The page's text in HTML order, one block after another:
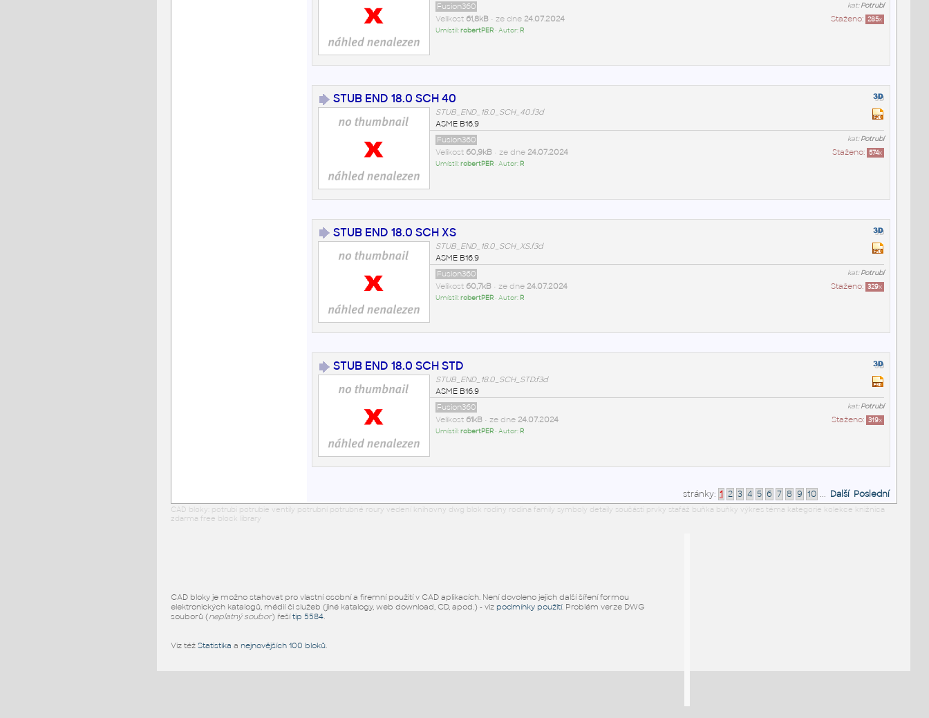
kat:Potrubí
Fusion360
Staženo: 285x
Velikost 61,8kB• ze dne 24.07.2024
Umístil:robertPER• Autor: R
STUB END 18.0 SCH 40
STUB_END_18.0_SCH_40.f3d
ASME B16.9
kat:Potrubí
Fusion360
Staženo: 574x
Velikost 60,9kB• ze dne 24.07.2024
Umístil:robertPER• Autor: R
STUB END 18.0 SCH XS
STUB_END_18.0_SCH_XS.f3d
ASME B16.9
kat:Potrubí
Fusion360
Staženo: 329x
Velikost 60,7kB• ze dne 24.07.2024
Umístil:robertPER• Autor: R
STUB END 18.0 SCH STD
STUB_END_18.0_SCH_STD.f3d
ASME B16.9
kat:Potrubí
Fusion360
Staženo: 319x
Velikost 61kB• ze dne 24.07.2024
Umístil:robertPER• Autor: R
stránky: 1 2 3 4 5 6 7 8 9 10 ... Další Poslední
CAD bloky: potrubi potrubie ventily potrubní potrubné roury vedení knihovny dwg blok rodiny rodina family symboly detaily součásti prvky stafáž buňka buňky výkres téma kategorie kolekce knižnica
zdarma free block library
CAD bloky je možno stahovat pro vlastní osobní a firemní použití v CAD aplikacích. Není dovoleno jejich další šíření formou
elektronických katalogů, médií či služeb (jiné katalogy, web download, CD, apod.) - viz podmínky použití. Problém verze DWG
souborů (neplatný soubor) řešítip 5584.
Viz též Statistika a nejnovějších 100 bloků.